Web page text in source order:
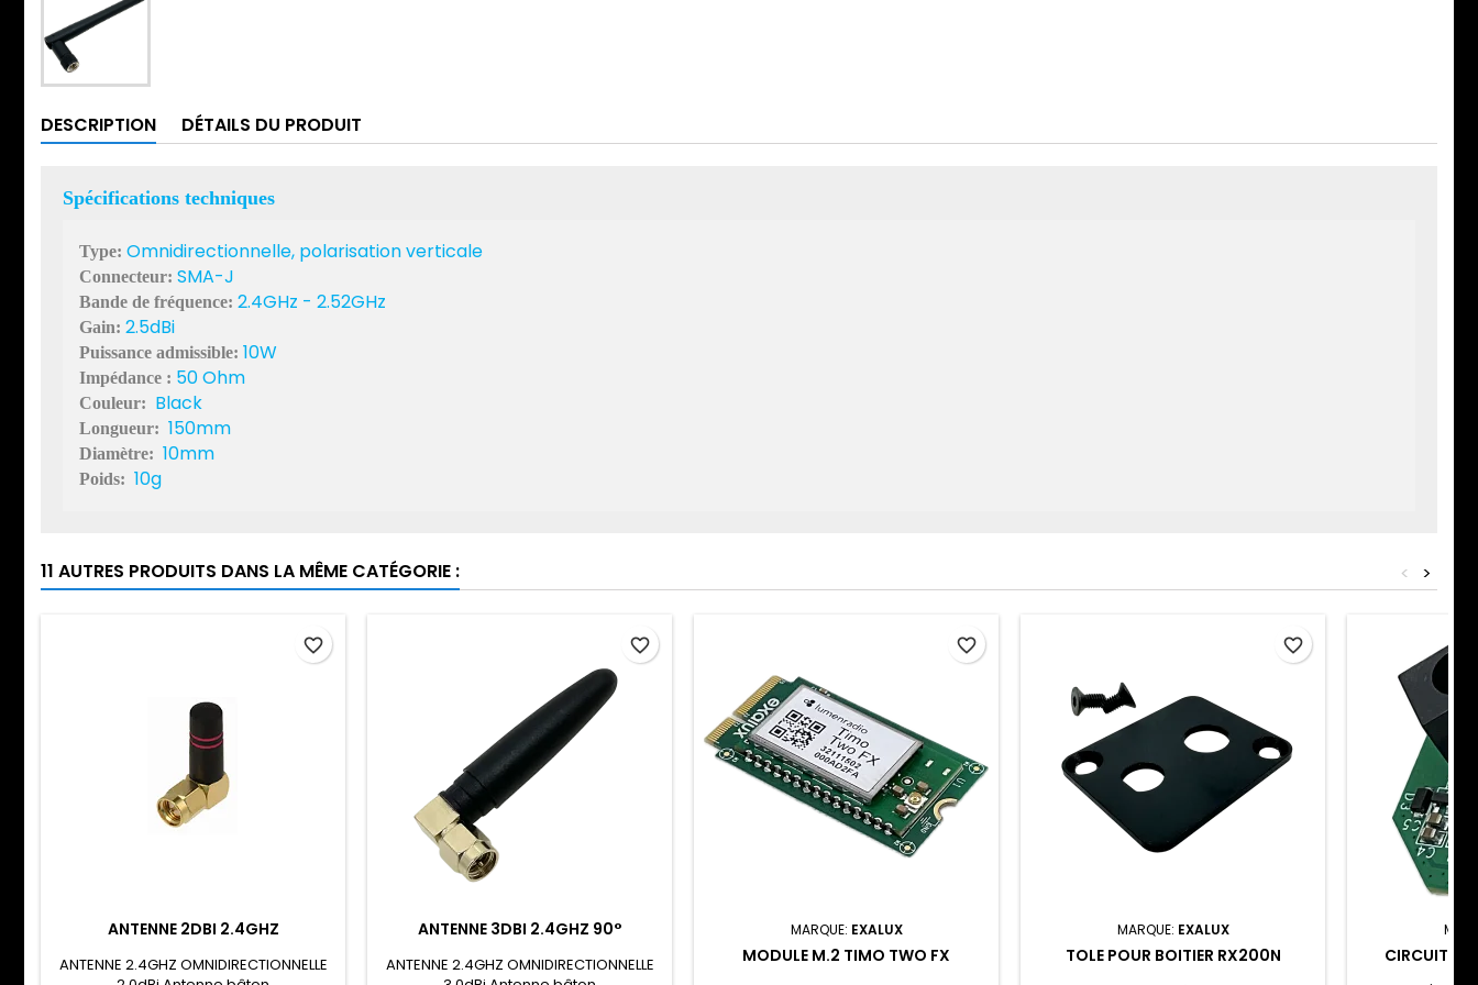
DESCRIPTION DÉTAILS DU PRODUIT
Spécifications techniques
Type: Omnidirectionnelle, polarisation verticale
Connecteur: SMA-J
Bande de fréquence: 2.4GHz - 2.52GHz
Gain: 2.5dBi
Puissance admissible: 10W
Impédance : 50 Ohm
Couleur: Black
Longueur: 150mm
Diamètre: 10mm
Poids: 10g
11 AUTRES PRODUITS DANS LA MÊME CATÉGORIE : >
<
ANTENNE 2DBI 2.4GHZ
ANTENNE 2.4GHZ OMNIDIRECTIONNELLE
favorite_border
ANTENNE 3DBI 2.4GHZ 90°
ANTENNE 2.4GHZ OMNIDIRECTIONNELLE
favorite_border
MARQUE: EXALUX
MODULE M.2 TIMO TWO FX
favorite_border
MARQUE: EXALUX
TOLE POUR BOITIER RX200N
favorite_border
CIRCUIT